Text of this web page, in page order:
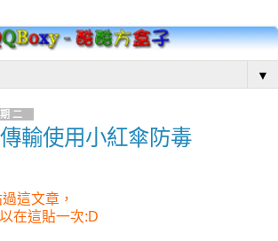
▼
二
輸使用小紅傘防毒
這文章，
在這貼一次:D